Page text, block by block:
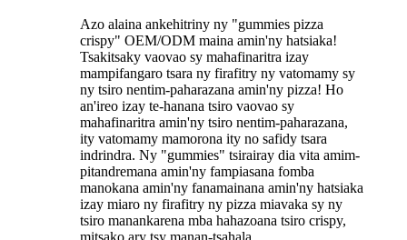
Azo alaina ankehitriny ny "gummies pizza
crispy" OEM/ODM maina amin'ny hatsiaka!
Tsakitsaky vaovao sy mahafinaritra izay
mampifangaro tsara ny firafitry ny vatomamy sy
ny tsiro nentim-paharazana amin'ny pizza! Ho
an'ireo izay te-hanana tsiro vaovao sy
mahafinaritra amin'ny tsiro nentim-paharazana,
ity vatomamy mamorona ity no safidy tsara
indrindra. Ny "gummies" tsirairay dia vita amim-
pitandremana amin'ny fampiasana fomba
manokana amin'ny fanamainana amin'ny hatsiaka
izay miaro ny firafitry ny pizza miavaka sy ny
tsiro manankarena mba hahazoana tsiro crispy,